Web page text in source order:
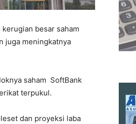
besar saham
juga meningkatnya
saham SoftBank
terpukul.
dan proyeksi laba